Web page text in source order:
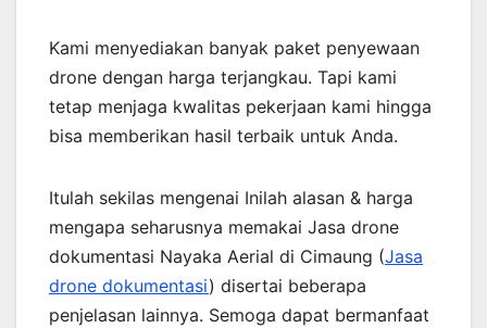
Kami menyediakan banyak paket penyewaan
drone dengan harga terjangkau. Tapi kami
tetap menjaga kwalitas pekerjaan kami hingga
bisa memberikan hasil terbaik untuk Anda.
Itulah sekilas mengenai Inilah alasan & harga
mengapa seharusnya memakai Jasa drone
dokumentasi Nayaka Aerial di Cimaung (Jasa
drone dokumentasi) disertai beberapa
penjelasan lainnya. Semoga dapat bermanfaat